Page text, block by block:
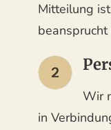
Mitteilung
Wir
in